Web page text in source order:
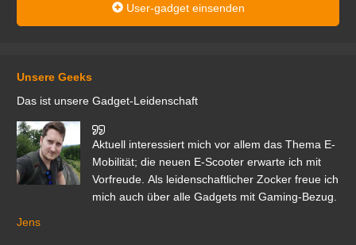
User-gadget einsenden
Unsere Geeks
Das ist unsere Gadget-Leidenschaft
Aktuell interessiert mich vor allem das Thema E-
Mobilität; die neuen E-Scooter erwarte ich mit
Vorfreude. Als leidenschaftlicher Zocker freue ich
mich auch über alle Gadgets mit Gaming-Bezug.
Jens